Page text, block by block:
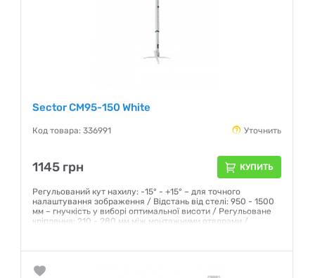
Sector CM95-150 White
Код товара: 336991 Уточнить
1145 грн КУПИТЬ
Регульований кут нахилу: -15° - +15° – для точного
налаштування зображення / Відстань від стелі: 950 - 1500
мм – гнучкість у виборі оптимальної висоти / Регульоване
кріплення: 210 - 280 мм між монтажними отворами /